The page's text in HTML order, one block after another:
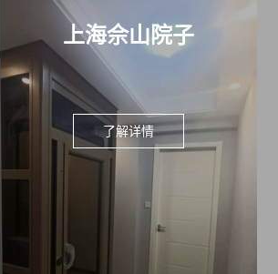
上海佘山院子
了解详情